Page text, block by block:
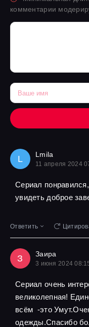
комментарии
L Lmila
11 апреля 2024
Сериал
увидеть доброе
Ответить
З Заира
3 июня 2024
Сериал очень
великолепная!
всём -это
одежды.Спасибо